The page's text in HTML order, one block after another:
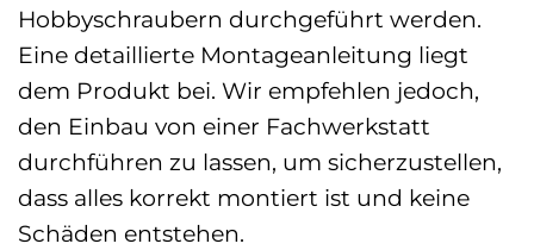
Hobbyschraubern durchgeführt werden.
Eine detaillierte Montageanleitung liegt
dem Produkt bei. Wir empfehlen jedoch,
den Einbau von einer Fachwerkstatt
durchführen zu lassen, um sicherzustellen,
dass alles korrekt montiert ist und keine
Schäden entstehen.